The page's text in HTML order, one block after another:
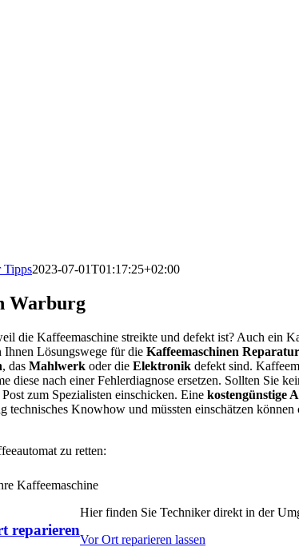
Tipps2023-07-01T01:17:25+02:00
Warburg
die Kaffeemaschine streikte und defekt ist? Auch ein
Lösungswege für die Kaffeemaschinen
, das Mahlwerk oder die Elektronik defekt sind.
diese nach einer Fehlerdiagnose ersetzen. Sollten Sie
zum Spezialisten einschicken. Eine kostengünstige
technisches Knowhow und müssten einschätzen
zu retten:
Kaffeemaschine
reparieren
Hier finden Sie Techniker direkt in der
Vor Ort reparieren lassen